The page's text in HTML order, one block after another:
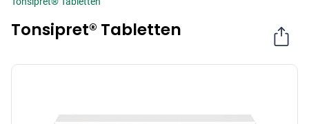
Tonsipret® Tabletten